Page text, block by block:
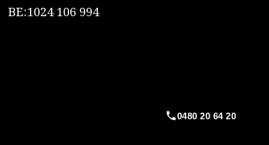
BE:1024 106 994
0480 20 64 20